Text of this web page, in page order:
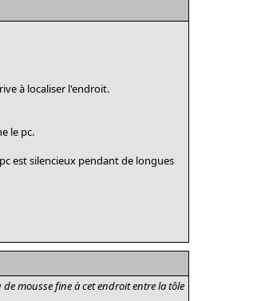
à localiser l'endroit.
le pc.
est silencieux pendant de longues
mousse fine à cet endroit entre la tôle